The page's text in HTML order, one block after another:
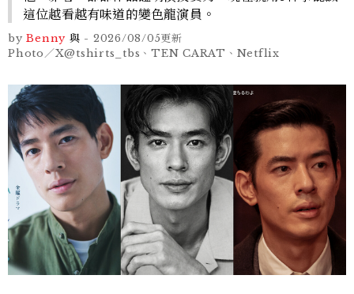
這位越看越有味道的變色龍演員。
by Benny 與 - 2026/08/05更新
Photo／X@tshirts_tbs、TEN CARAT、Netflix